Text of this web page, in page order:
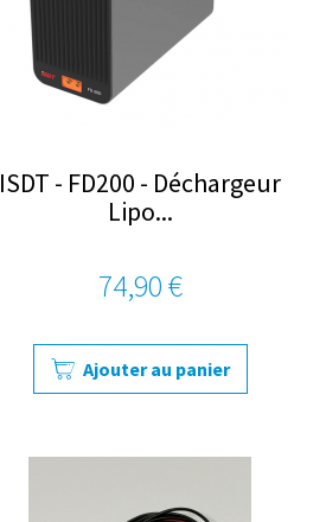
ISDT - FD200 - Déchargeur
Lipo...
74,90 €
Ajouter au panier